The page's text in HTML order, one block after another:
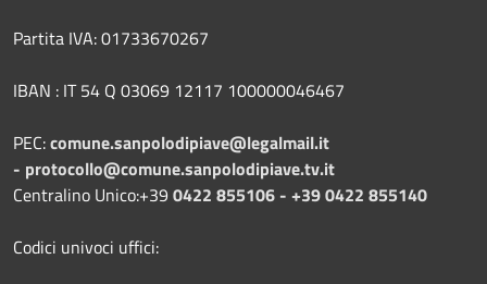
Partita IVA: 01733670267
IBAN : IT 54 Q 03069 12117 100000046467
PEC:comune.sanpolodipiave@legalmail.it
- protocollo@comune.sanpolodipiave.tv.it
Centralino Unico:+39 0422 855106 - +39 0422 855140
Codici univoci uffici: